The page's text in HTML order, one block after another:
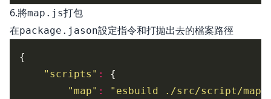
6.將map.js打包
在package.jason設定指令和打拋出去的檔案路徑
"scripts" :
"map" :
"esbuild ./src/script/